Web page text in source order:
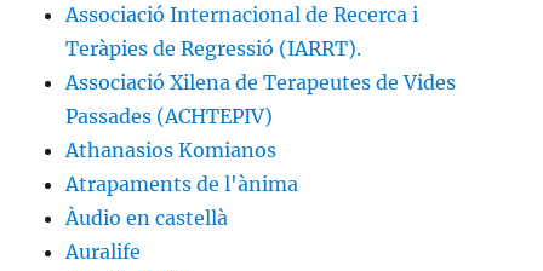
Associació Internacional de Recerca i
Teràpies de Regressió (IARRT).
Associació Xilena de Terapeutes de Vides
Passades (ACHTEPIV)
Athanasios Komianos
Atrapaments de l'ànima
Àudio en castellà
Auralife